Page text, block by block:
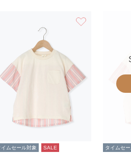
イムセール対象 SALE タイムセ